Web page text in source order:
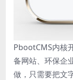
PbootCMS内核
备网站、环保企
做，只需要把文